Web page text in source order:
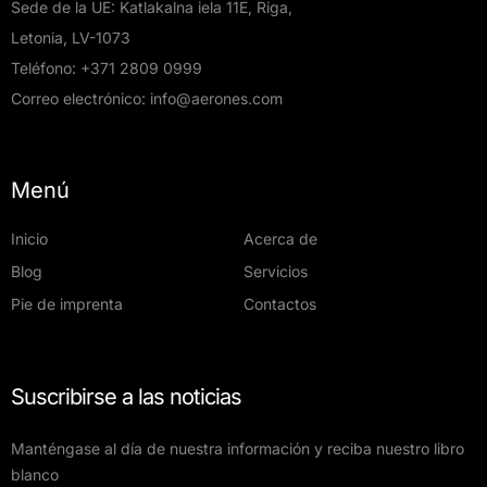
Sede de la UE: Katlakalna iela 11E, Riga,
Letonia, LV-1073
Teléfono: +371 2809 0999
Correo electrónico: info@aerones.com
Menú
Inicio
Acerca de
Blog
Servicios
Pie de imprenta
Contactos
Suscribirse a las noticias
Manténgase al día de nuestra información y reciba nuestro libro
blanco